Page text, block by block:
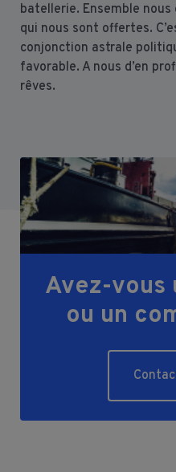
batellerie. Ensemble
qui nous sont offertes.
conjonction astrale
favorable. A nous d’en
rêves.
Avez-vous
ou un